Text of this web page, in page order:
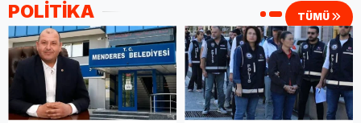
Hangi gerekçeyle ve neden
aday oldum?
Enver Yaser
POLİTİKA TÜMÜ